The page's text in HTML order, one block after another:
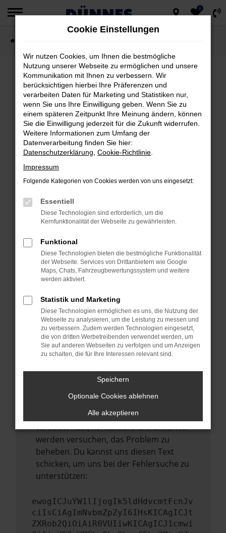
Zum
springen
0
FEHLER: NETWORK ERROR
Beim Laden ist ein Fehler aufgetreten.
Hier sind ein paar Tipps, die dir helfen können:
Überprüfe deine Firewall und deine
Internetverbindung.
Laden andere Webseiten, zum Beispiel
deine Suchmaschine?
Prüfe deine Browsererweiterungen.
Manche Erweiterungen, wie Werbeblocker,
können das Laden bestimmter Seiten
anderen Browser oder in einem privaten
Fenster?
Starte dein Gerät neu.
vorübergehende Probleme zu beheben.
Stelle sicher, dass dein Browser und dein
Betriebssystem auf dem neuesten Stand
sind.
Veraltete Software birgt nicht nur ein
führen, dass bestimmte Funktionen nicht
mehr unterstützt werden.
Wende dich an den Webseitenbetreiber.
Wenn du alle oben genannten Schritte
versucht hast, kontaktiere uns bitte. Wir
werden versuchen, das Problem zu
beheben. Du kannst uns diesen Text
schicken, um uns bei der Fehlersuche zu
unterstützen:
ewogICJuYW1lIjogIk5ldHdvcmtFcnJv
ciIsCiAgImNvbmZpZyI6IHsKICAgICJt
ZXRob2QiOiAiR0VUIiwKICAgICJ1cmwi
Cookie Einstellungen
Wir nutzen Cookies, um Ihnen die bestmögliche
Nutzung unserer Webseite zu ermöglichen und unsere
Kommunikation mit Ihnen zu verbessern. Wir
berücksichtigen hierbei Ihre Präferenzen und
verarbeiten Daten für Marketing und Statistiken nur,
wenn Sie uns Ihre Einwilligung geben. Wenn Sie zu
einem späteren Zeitpunkt Ihre Meinung ändern, können
Sie die Einwilligung jederzeit für die Zukunft widerrufen.
Weitere Informationen zum Umfang der
Datenverarbeitung finden Sie hier:
Datenschutzerklärung Cookie-Richtlinie
Impressum
Folgende Kategorien von Cookies werden von uns eingesetzt:
Essentiell
Diese Technologien sind erforderlich, um die
Kernfunktionalität der Webseite zu gewährleisten.
Funktional
Diese Technologien bieten die bestmögliche Funktionalität
der Webseite. Services von Drittanbietern wie Google
Maps, Chats, Fahrzeugbewertungssystem und weitere
werden aktiviert.
Statistik und Marketing
Diese Technologien ermöglichen es uns, die Nutzung der
Webseite zu analysieren, um die Leistung zu messen und
zu verbessern. Zudem werden Technologien eingesetzt,
die von dritten Werbetreibenden verwendet werden, um
Sie auf anderen Webseiten zu verfolgen und um Anzeigen
zu schalten, die für Ihre Interessen relevant sind.
Speichern
Optionale Cookies ablehnen
Alle akzeptieren